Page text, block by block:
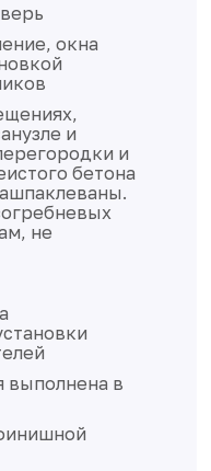
окна
и
и
бетона
не
выполнена в